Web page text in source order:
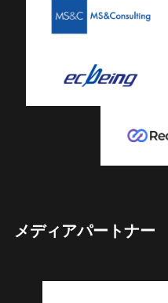
メディアパートナー